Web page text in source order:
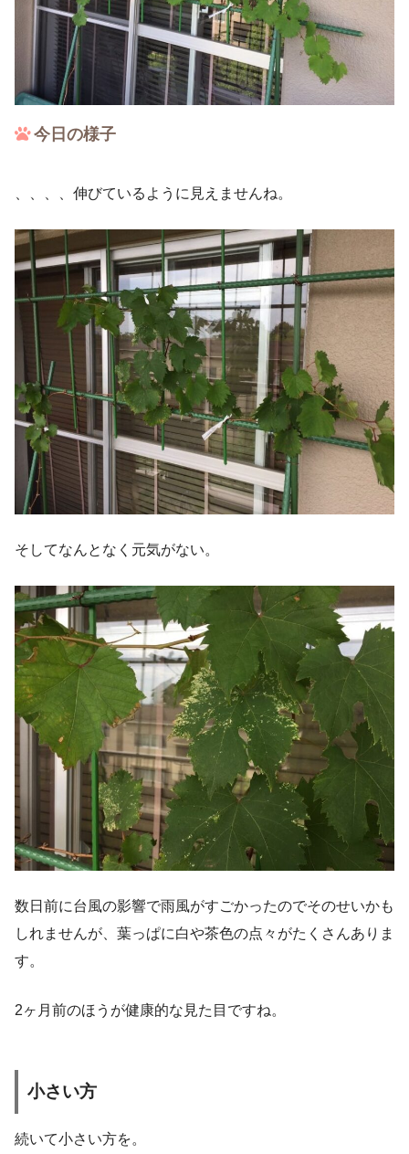
今日の様子
、、、、伸びているように見えませんね。
そしてなんとなく元気がない。
数日前に台風の影響で雨風がすごかったのでそのせいかも
しれませんが、葉っぱに白や茶色の点々がたくさんありま
す。
2ヶ月前のほうが健康的な見た目ですね。
小さい方
続いて小さい方を。